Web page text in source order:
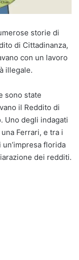
storie di
di Cittadinanza,
con un lavoro
illegale.
sono state
il Reddito di
Uno degli indagati
Ferrari, e tra i
florida
dei redditi.